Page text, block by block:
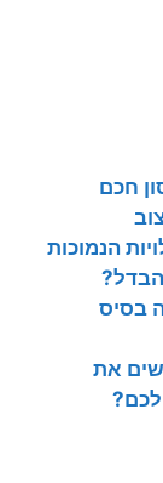
חכם
הנמוכות
בסיס
את